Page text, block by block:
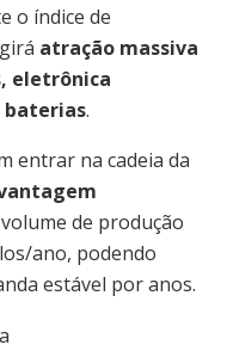
o índice de
atração massiva
eletrônica
baterias.
entrar na cadeia da
de produção
ano, podendo
estável por anos.